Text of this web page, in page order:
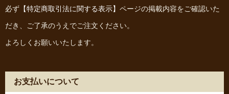
必ず 【特定商取引法に関する表示】 ページの掲載内容をご確認いた
だき、ご了承のうえでご注文ください。
よろしくお願いいたします。
お支払いについて